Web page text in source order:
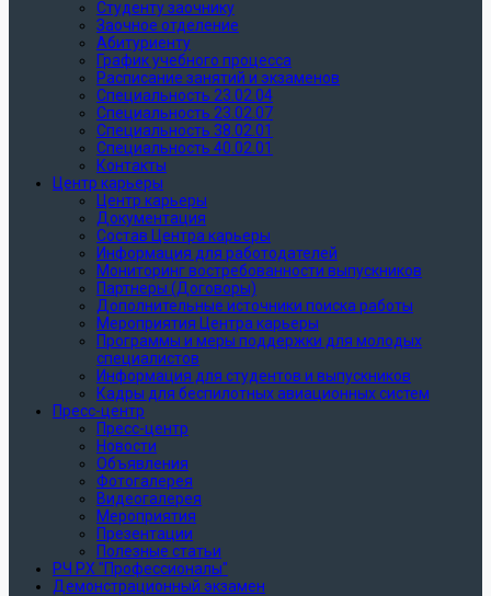
Студенту заочнику
Заочное отделение
Абитуриенту
График учебного процесса
Расписание занятий и экзаменов
Специальность 23.02.04
Специальность 23.02.07
Специальность 38.02.01
Специальность 40.02.01
Контакты
Центр карьеры
Центр карьеры
Документация
Состав Центра карьеры
Информация для работодателей
Мониторинг востребованности выпускников
Партнеры (Договоры)
Дополнительные источники поиска работы
Мероприятия Центра карьеры
Программы и меры поддержки для молодых
специалистов
Информация для студентов и выпускников
Кадры для беспилотных авиационных систем
Пресс-центр
Пресс-центр
Новости
Объявления
Фотогалерея
Видеогалерея
Мероприятия
Презентации
Полезные статьи
РЧ РХ "Профессионалы"
Демонстрационный экзамен